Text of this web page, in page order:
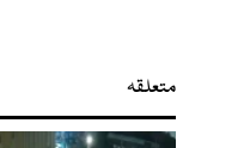
متعلقہ